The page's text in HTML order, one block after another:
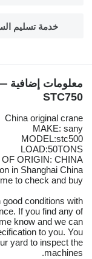
خدمة تسليم
STC750
China original crane
MAKE: sany
MODEL:stc500
LOAD:50TONS
OF ORIGIN: CHINA
in Shanghai China
to check and buy
conditions with
If you find any of
know and we can
to you. You
yard to inspect the
machines.